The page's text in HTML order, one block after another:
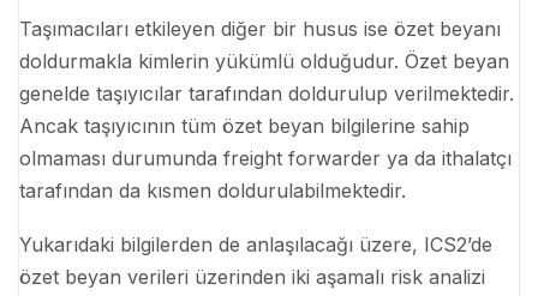
Taşımacıları etkileyen diğer bir husus ise özet beyanı
doldurmakla kimlerin yükümlü olduğudur. Özet beyan
genelde taşıyıcılar tarafından doldurulup verilmektedir.
Ancak taşıyıcının tüm özet beyan bilgilerine sahip
olmaması durumunda freight forwarder ya da ithalatçı
tarafından da kısmen doldurulabilmektedir.
Yukarıdaki bilgilerden de anlaşılacağı üzere, ICS2’de
özet beyan verileri üzerinden iki aşamalı risk analizi